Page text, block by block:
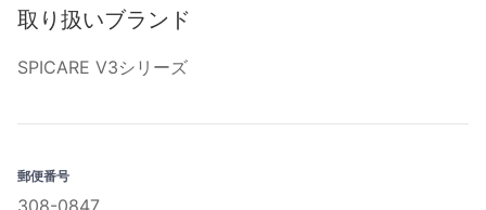
取り扱いブランド
SPICARE V3シリーズ
郵便番号